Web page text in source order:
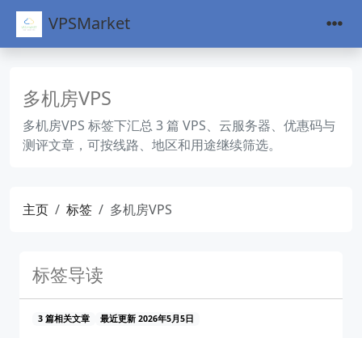
VPSMarket
多机房VPS
多机房VPS 标签下汇总 3 篇 VPS、云服务器、优惠码与
测评文章，可按线路、地区和用途继续筛选。
主页 标签 多机房VPS
标签导读
3 篇相关文章 最近更新 2026年5月5日